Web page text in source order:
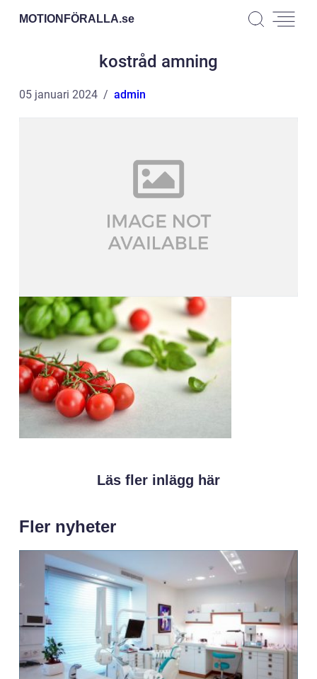
MOTIONFÖRALLA.se
kostråd amning
05 januari 2024 admin
Läs fler inlägg här
Fler nyheter